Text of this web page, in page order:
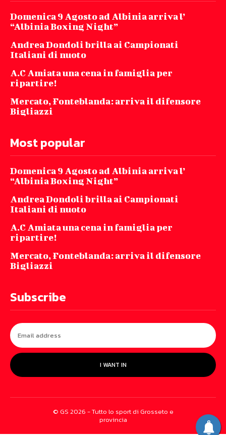
Domenica 9 Agosto ad Albinia arriva l’
“Albinia Boxing Night”
Andrea Dondoli brilla ai Campionati
Italiani di nuoto
A.C Amiata una cena in famiglia per
ripartire!
Mercato, Fonteblanda: arriva il difensore
Bigliazzi
Most popular
Domenica 9 Agosto ad Albinia arriva l’
“Albinia Boxing Night”
Andrea Dondoli brilla ai Campionati
Italiani di nuoto
A.C Amiata una cena in famiglia per
ripartire!
Mercato, Fonteblanda: arriva il difensore
Bigliazzi
Subscribe
I WANT IN
© GS 2026 - Tutto lo sport di Grosseto e
provincia